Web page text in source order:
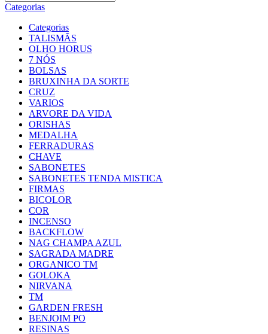
Categorias
Categorias
TALISMÃS
OLHO HORUS
7 NÓS
BOLSAS
BRUXINHA DA SORTE
CRUZ
VARIOS
ARVORE DA VIDA
ORISHAS
MEDALHA
FERRADURAS
CHAVE
SABONETES
SABONETES TENDA MISTICA
FIRMAS
BICOLOR
COR
INCENSO
BACKFLOW
NAG CHAMPA AZUL
SAGRADA MADRE
ORGANICO TM
GOLOKA
NIRVANA
TM
GARDEN FRESH
BENJOIM PO
RESINAS